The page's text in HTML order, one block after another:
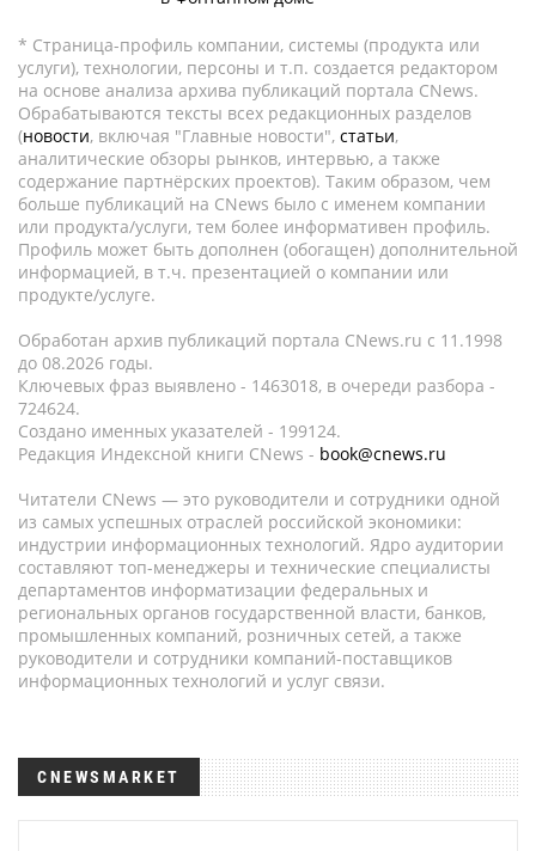
* Страница-профиль компании, системы (продукта или
услуги), технологии, персоны и т.п. создается редактором
на основе анализа архива публикаций портала CNews.
Обрабатываются тексты всех редакционных разделов
(новости, включая "Главные новости", статьи,
аналитические обзоры рынков, интервью, а также
содержание партнёрских проектов). Таким образом, чем
больше публикаций на CNews было с именем компании
или продукта/услуги, тем более информативен профиль.
Профиль может быть дополнен (обогащен) дополнительной
информацией, в т.ч. презентацией о компании или
продукте/услуге.
Обработан архив публикаций портала CNews.ru c 11.1998
до 08.2026 годы.
Ключевых фраз выявлено - 1463018, в очереди разбора -
724624.
Создано именных указателей - 199124.
Редакция Индексной книги CNews - book@cnews.ru
Читатели CNews — это руководители и сотрудники одной
из самых успешных отраслей российской экономики:
индустрии информационных технологий. Ядро аудитории
составляют топ-менеджеры и технические специалисты
департаментов информатизации федеральных и
региональных органов государственной власти, банков,
промышленных компаний, розничных сетей, а также
руководители и сотрудники компаний-поставщиков
информационных технологий и услуг связи.
CNEWSMARKET